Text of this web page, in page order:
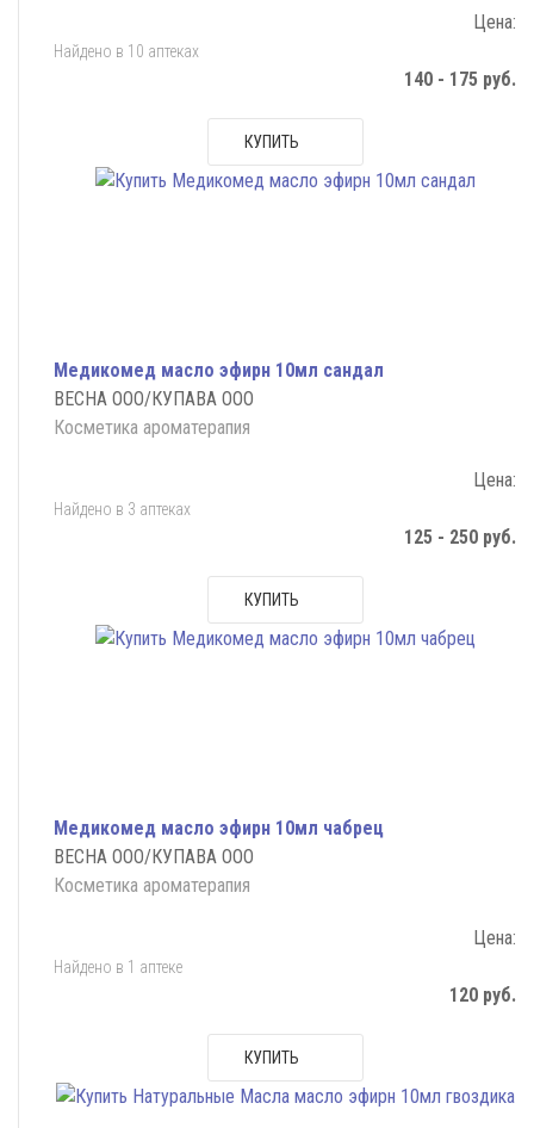
Цена:
Найдено в 10 аптеках
140 - 175 руб.
КУПИТЬ
Медикомед масло эфирн 10мл сандал
ВЕСНА ООО/КУПАВА ООО
Косметика ароматерапия
Цена:
Найдено в 3 аптеках
125 - 250 руб.
КУПИТЬ
Медикомед масло эфирн 10мл чабрец
ВЕСНА ООО/КУПАВА ООО
Косметика ароматерапия
Цена:
Найдено в 1 аптеке
120 руб.
КУПИТЬ